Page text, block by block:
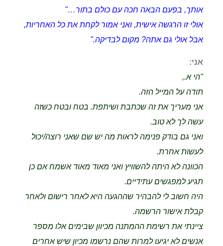
אותך, בפעם הבאה חכה עם כולם בתור…"
אולי זו הרגשה אישית, ואני אמור לקחת את כל האחריות,
אבל אולי גם אתה? מקום לבדיקה."
אני:
"הי א.,
תודה על המייל הזה.
אני מעריך את זה שכתבת ושיתפת. בטח ובטח כשזה
עשה לך לא טוב.
ואני גם בודק פנימה לראות מה יש שם שאני רוצה/יכול
לעשות אחרת.
הכוונה לא היתה להשוויץ ואני מאוד מאוד אשמח אם כן
תגיע למפגשים עתידיים.
היה חשוב לי להבהיר שההגעה היא לאחר רישום ולאחר
קבלת אישור הרשמה.
ציינתי את רשימת ההמתנה מכיוון שבימים אלו מספר
אנשים לא יגיעו למרות שהם נרשמו מכיון שיש אחרים